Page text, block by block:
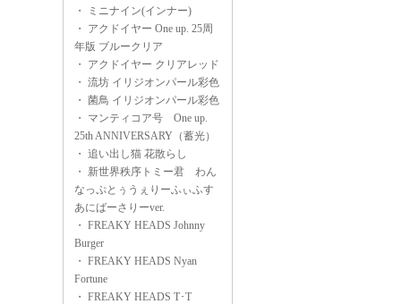
・
ミニナイン(インナー)
・ アクドイヤー One up. 25周
年版 ブルークリア
・ アクドイヤー クリアレッド
・ 流坊 イリジオンパール彩色
・ 菌鳥 イリジオンパール彩色
・ マンティコア号 One up.
25th ANNIVERSARY（蓄光）
・ 追い出し猫 花散らし
・ 新世界秩序トミー君 わん
なっぷとぅうぇりーふぃふす
あにばーさりーver.
・ FREAKY HEADS Johnny
Burger
・ FREAKY HEADS Nyan
Fortune
・ FREAKY HEADS T･T